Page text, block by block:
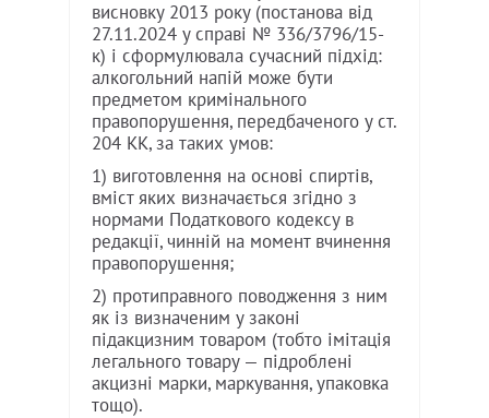
висновку 2013 року (постанова від
27.11.2024 у справі № 336/3796/15-
к) і сформулювала сучасний підхід:
алкогольний напій може бути
предметом кримінального
правопорушення, передбаченого у ст.
204 КК, за таких умов:
1) виготовлення на основі спиртів,
вміст яких визначається згідно з
нормами Податкового кодексу в
редакції, чинній на момент вчинення
правопорушення;
2) протиправного поводження з ним
як із визначеним у законі
підакцизним товаром (тобто імітація
легального товару — підроблені
акцизні марки, маркування, упаковка
тощо).